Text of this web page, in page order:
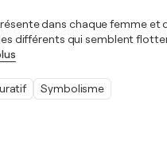
dans chaque femme et
différents qui semblent
Symbolisme